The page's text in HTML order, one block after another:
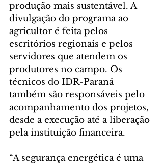
produção mais sustentável. A
divulgação do programa ao
agricultor é feita pelos
escritórios regionais e pelos
servidores que atendem os
produtores no campo. Os
técnicos do IDR-Paraná
também são responsáveis pelo
acompanhamento dos projetos,
desde a execução até a liberação
pela instituição financeira.
“A segurança energética é uma